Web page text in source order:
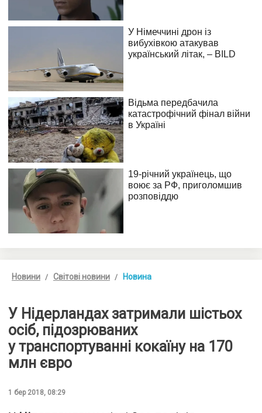
Новини Світові новини Новина
У Нідерландах затримали шістьох
осіб, підозрюваних
у транспортуванні кокаїну на 170
млн євро
1 бер 2018, 08:29